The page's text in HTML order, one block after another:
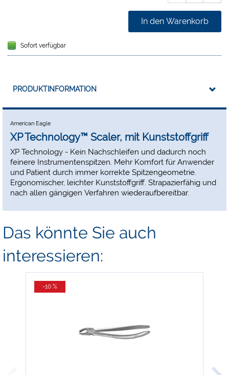
In den Warenkorb
Sofort verfügbar
PRODUKTINFORMATION
American Eagle
XP Technology™ Scaler, mit Kunststoffgriff
XP Technology - Kein Nachschleifen und dadurch noch
feinere Instrumentenspitzen. Mehr Komfort für Anwender
und Patient durch immer korrekte Spitzengeometrie.
Ergonomischer, leichter Kunststoffgriff. Strapazierfähig und
nach allen gängigen Verfahren wiederaufbereitbar.
Das könnte Sie auch
interessieren:
-10 %